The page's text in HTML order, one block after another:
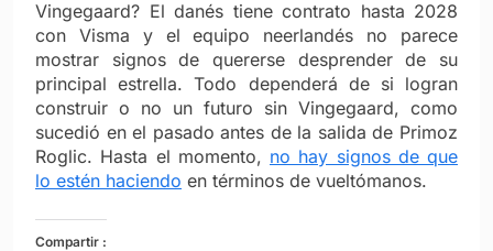
Vingegaard? El danés tiene contrato hasta 2028
con Visma y el equipo neerlandés no parece
mostrar signos de quererse desprender de su
principal estrella. Todo dependerá de si logran
construir o no un futuro sin Vingegaard, como
sucedió en el pasado antes de la salida de Primoz
Roglic. Hasta el momento, no hay signos de que
lo estén haciendo en términos de vueltómanos.
Compartir :